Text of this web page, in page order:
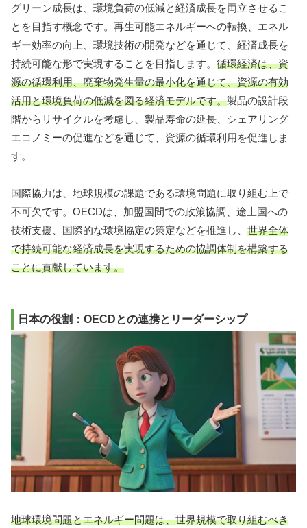
グリーン成長は、環境負荷の低減と経済成長を両立させるこ
とを目指す概念です。再生可能エネルギーへの転換、エネル
ギー効率の向上、環境技術の開発などを通じて、経済成長を
持続可能な形で実現することを目指します。 循環経済は、資
源の循環利用、廃棄物発生量の最小化を通じて、資源の有効
活用と環境負荷の低減を図る経済モデルです。製品の設計段
階からリサイクルを考慮し、製品寿命の延長、シェアリング
エコノミーの促進などを通じて、資源の循環利用を促進しま
す。
国際協力は、地球規模の課題である環境問題に取り組む上で
不可欠です。OECDは、加盟国間での政策協調、途上国への
技術支援、国際的な環境協定の策定などを推進し、 世界全体
で持続可能な経済成長を実現するための協調体制を構築する
ことに貢献しています。
日本の役割：OECDとの連携とリーダーシップ
地球環境問題とエネルギー問題は、世界規模で取り組むべき